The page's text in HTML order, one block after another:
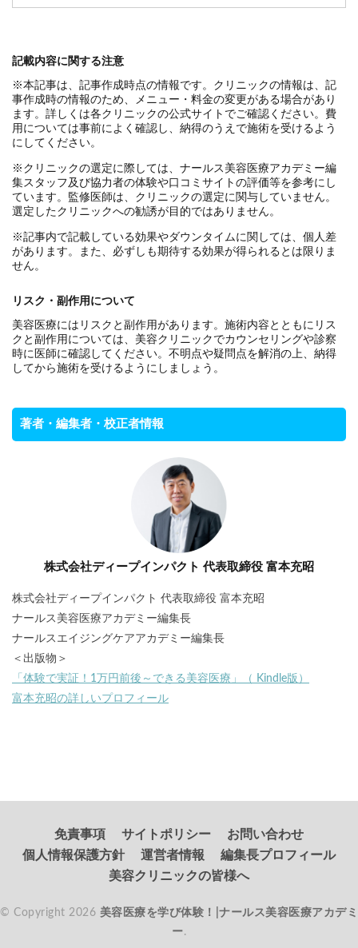
記載内容に関する注意
※本記事は、記事作成時点の情報です。クリニックの情報は、記
事作成時の情報のため、メニュー・料金の変更がある場合があり
ます。詳しくは各クリニックの公式サイトでご確認ください。費
用については事前によく確認し、納得のうえで施術を受けるよう
にしてください。
※クリニックの選定に際しては、ナールス美容医療アカデミー編
集スタッフ及び協力者の体験や口コミサイトの評価等を参考にし
ています。監修医師は、クリニックの選定に関与していません。
選定したクリニックへの勧誘が目的ではありません。
※記事内で記載している効果やダウンタイムに関しては、個人差
があります。また、必ずしも期待する効果が得られるとは限りま
せん。
リスク・副作用について
美容医療にはリスクと副作用があります。施術内容とともにリス
クと副作用については、美容クリニックでカウンセリングや診察
時に医師に確認してください。不明点や疑問点を解消の上、納得
してから施術を受けるようにしましょう。
著者・編集者・校正者情報
株式会社ディープインパクト 代表取締役 富本充昭
株式会社ディープインパクト 代表取締役 富本充昭
ナールス美容医療アカデミー編集長
ナールスエイジングケアアカデミー編集長
＜出版物＞
「体験で実証！1万円前後～できる美容医療」（ Kindle版）
富本充昭の詳しいプロフィール
免責事項 サイトポリシー
お問い合わせ
個人情報保護方針
運営者情報
編集長プロフィール
美容クリニックの皆様へ
© Copyright 2026 美容医療を学び体験！|ナールス美容医療アカデミ
ー.